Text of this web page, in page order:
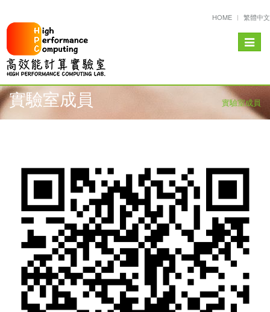
HOME 繁體中文
Toggle
實驗室成員 實驗室成員